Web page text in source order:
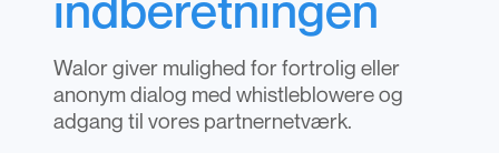
indberetningen
Walor giver mulighed for fortrolig eller
anonym dialog med whistleblowere og
adgang til vores partnernetværk.